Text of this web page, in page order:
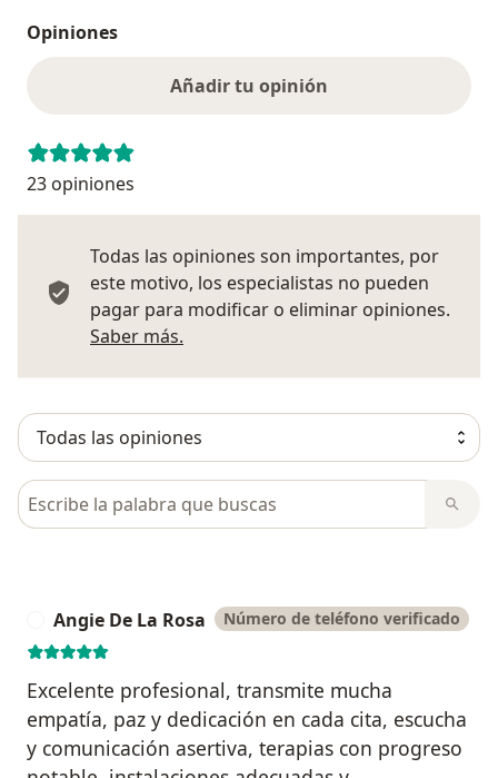
Opiniones
Añadir tu opinión
23 opiniones
Todas las opiniones son importantes, por
este motivo, los especialistas no pueden
pagar para modificar o eliminar opiniones.
Saber más.
Busca en opiniones
Angie De La Rosa Número de teléfono verificado
Excelente profesional, transmite mucha
empatía, paz y dedicación en cada cita, escucha
y comunicación asertiva, terapias con progreso